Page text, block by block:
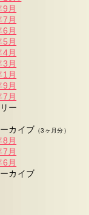
月
月
月
月
月
月
月
月
月
ー
カイブ （3ヶ月分）
月
月
月
カイブ